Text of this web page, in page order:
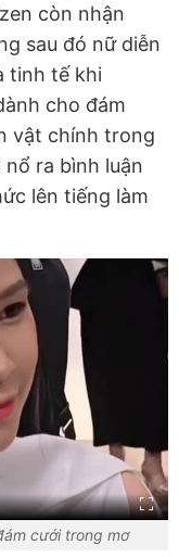
còn nhận
sau đó nữ diễn
tinh tế khi
cho đám
vật chính trong
ra bình luận
lên tiếng làm
cưới trong mơ